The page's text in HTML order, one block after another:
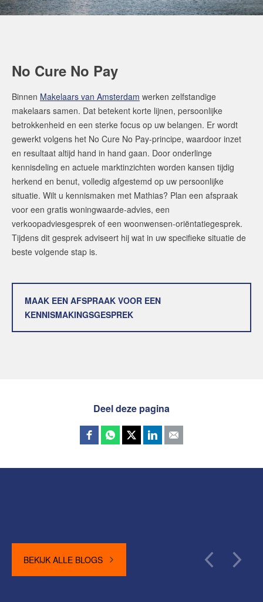
No Cure No Pay
Binnen Makelaars van Amsterdam werken zelfstandige
makelaars samen. Dat betekent korte lijnen, persoonlijke
betrokkenheid en een sterke focus op uw belangen. Er wordt
gewerkt volgens het No Cure No Pay-principe, waardoor inzet
en resultaat altijd hand in hand gaan. Door onderlinge
kennisdeling en actuele marktinzichten worden kansen tijdig
herkend en benut, volledig afgestemd op uw persoonlijke
situatie. Wilt u kennismaken met Mathias? Plan een afspraak
voor een gratis woningwaarde-advies, een
verkoopadviesgesprek of een woonwensen-oriëntatiegesprek.
Tijdens dit gesprek adviseert hij wat in uw specifieke situatie de
beste volgende stap is.
MAAK EEN AFSPRAAK VOOR EEN
KENNISMAKINGSGESPREK
Deel deze pagina
BEKIJK ALLE BLOGS